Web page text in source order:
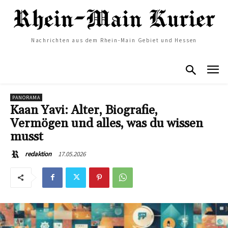
Nachrichten aus dem Rhein-Main Gebiet und Hessen
PANORAMA
Kaan Yavi: Alter, Biografie,
Vermögen und alles, was du wissen
musst
redaktion 17.05.2026